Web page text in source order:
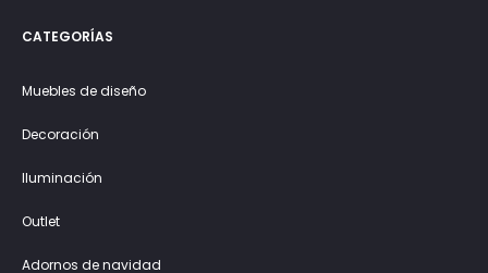
CATEGORÍAS
Muebles de diseño
Decoración
Iluminación
Outlet
Adornos de navidad